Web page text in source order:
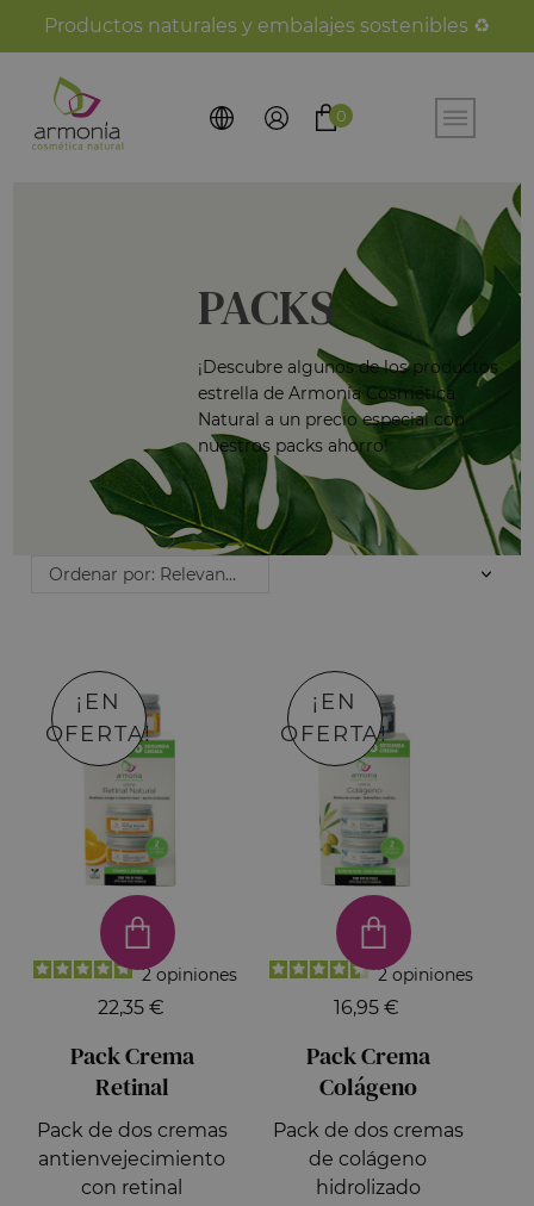
Productos naturales y embalajes sostenibles ♻️
0
PACKS
¡Descubre algunos de los productos
estrella de Armonía Cosmética
Natural a un precio especial con
nuestros packs ahorro!
Ordenar por: Relevancia
2opiniones
22,35 €
Pack Crema
Retinal
Pack de dos cremas
antienvejecimiento
con retinal
¡EN
OFERTA!
2opiniones
16,95 €
Pack Crema
Colágeno
Pack de dos cremas
de colágeno
hidrolizado
¡EN
OFERTA!